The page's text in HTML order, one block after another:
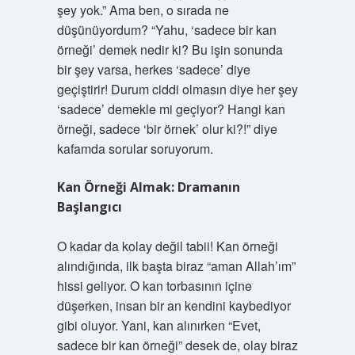
şey yok.” Ama ben, o sırada ne
düşünüyordum? “Yahu, ‘sadece bir kan
örneği’ demek nedir ki? Bu işin sonunda
bir şey varsa, herkes ‘sadece’ diye
geçiştirir! Durum ciddi olmasın diye her şey
‘sadece’ demekle mi geçiyor? Hangi kan
örneği, sadece ‘bir örnek’ olur ki?!” diye
kafamda sorular soruyorum.
Kan Örneği Almak: Dramanın
Başlangıcı
O kadar da kolay değil tabii! Kan örneği
alındığında, ilk başta biraz “aman Allah’ım”
hissi geliyor. O kan torbasının içine
düşerken, insan bir an kendini kaybediyor
gibi oluyor. Yani, kan alınırken “Evet,
sadece bir kan örneği” desek de, olay biraz